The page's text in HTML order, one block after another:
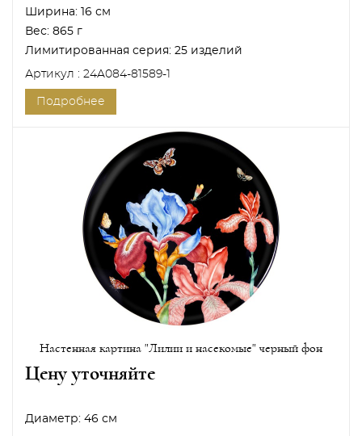
Ширина:
16 см
Вес: 865 г
Лимитированная серия: 25 изделий
Артикул : 24A084-81589-1
Подробнее
Настенная картина "Лилии и насекомые" черный фон
Цену уточняйте
Диаметр: 46 см